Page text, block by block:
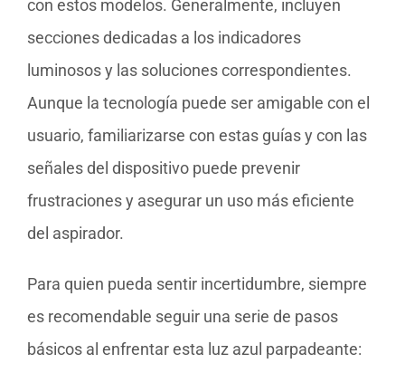
con estos modelos. Generalmente, incluyen
secciones dedicadas a los indicadores
luminosos y las soluciones correspondientes.
Aunque la tecnología puede ser amigable con el
usuario, familiarizarse con estas guías y con las
señales del dispositivo puede prevenir
frustraciones y asegurar un uso más eficiente
del aspirador.
Para quien pueda sentir incertidumbre, siempre
es recomendable seguir una serie de pasos
básicos al enfrentar esta luz azul parpadeante: